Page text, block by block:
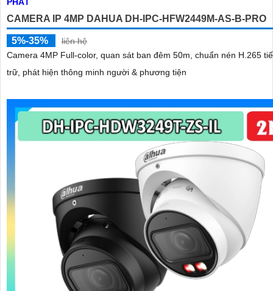
CAMERA IP 4MP DAHUA DH-IPC-HFW2449M-AS-B-PRO
5%-35%
liên hệ
Camera 4MP Full-color, quan sát ban đêm 50m, chuẩn nén H.265
trữ, phát hiện thông minh người & phương tiện